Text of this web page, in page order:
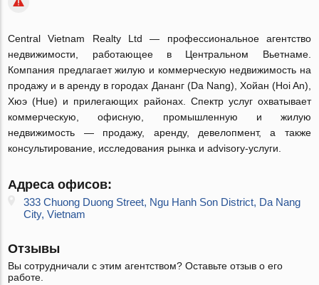
Central Vietnam Realty Ltd — профессиональное агентство
недвижимости, работающее в Центральном Вьетнаме.
Компания предлагает жилую и коммерческую недвижимость на
продажу и в аренду в городах Дананг (Da Nang), Хойан (Hoi An),
Хюэ (Hue) и прилегающих районах. Спектр услуг охватывает
коммерческую, офисную, промышленную и жилую
недвижимость — продажу, аренду, девелопмент, а также
консультирование, исследования рынка и advisory-услуги.
Адреса офисов:
333 Chuong Duong Street, Ngu Hanh Son District, Da Nang
City, Vietnam
Отзывы
Вы сотрудничали с этим агентством? Оставьте отзыв о его
работе.